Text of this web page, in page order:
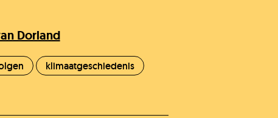
Dorland
klimaatgeschiedenis